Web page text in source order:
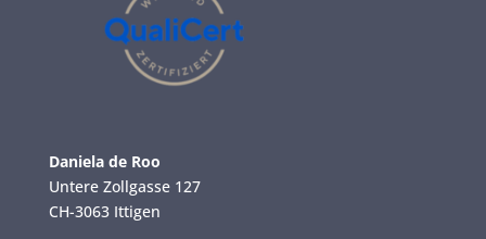
Daniela de Roo
Untere Zollgasse 127
CH-3063 Ittigen